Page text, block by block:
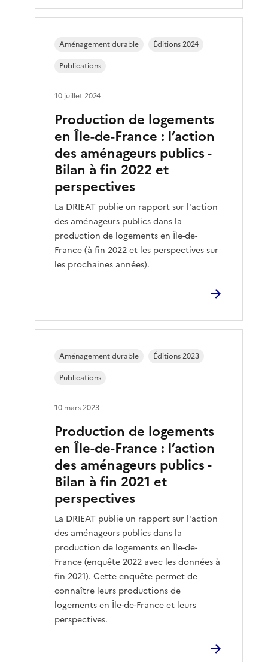
Production de logements
en Île-de-France : l’action
des aménageurs publics -
Bilan à fin 2022 et
perspectives
La DRIEAT publie un rapport sur l'action
des aménageurs publics dans la
production de logements en Île-de-
France (à fin 2022 et les perspectives sur
les prochaines années).
Aménagement durable
Éditions 2024
Publications
10 juillet 2024
Production de logements
en Île-de-France : l’action
des aménageurs publics -
Bilan à fin 2021 et
perspectives
La DRIEAT publie un rapport sur l'action
des aménageurs publics dans la
production de logements en Île-de-
France (enquête 2022 avec les données à
fin 2021). Cette enquête permet de
connaître leurs productions de
logements en Île-de-France et leurs
perspectives.
Aménagement durable
Éditions 2023
Publications
10 mars 2023